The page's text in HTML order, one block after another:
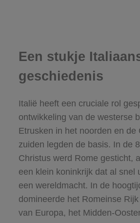
Een stukje
geschiedenis
Italië heeft een cruciale rol
ontwikkeling van de westerse
Etrusken in het noorden en de
zuiden legden de basis. In de
Christus werd Rome gesticht,
een klein koninkrijk dat al snel
een wereldmacht. In de
domineerde het Romeinse Rijk
van Europa, het Midden-